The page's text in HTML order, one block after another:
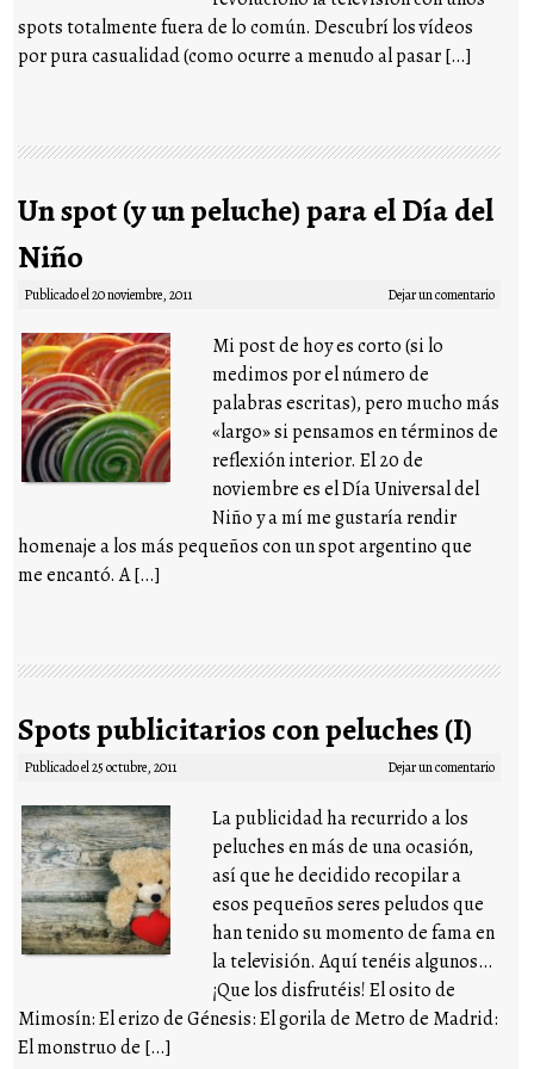
spots totalmente fuera de lo común. Descubrí los vídeos
por pura casualidad (como ocurre a menudo al pasar […]
Un spot (y un peluche) para el Día del
Niño
Publicado el20 noviembre, 2011 Dejar un comentario
Mi post de hoy es corto (si lo
medimos por el número de
palabras escritas), pero mucho más
«largo» si pensamos en términos de
reflexión interior. El 20 de
noviembre es el Día Universal del
Niño y a mí me gustaría rendir
homenaje a los más pequeños con un spot argentino que
me encantó. A […]
Spots publicitarios con peluches (I)
Publicado el25 octubre, 2011 Dejar un comentario
La publicidad ha recurrido a los
peluches en más de una ocasión,
así que he decidido recopilar a
esos pequeños seres peludos que
han tenido su momento de fama en
la televisión. Aquí tenéis algunos…
¡Que los disfrutéis! El osito de
Mimosín: El erizo de Génesis: El gorila de Metro de Madrid:
El monstruo de […]